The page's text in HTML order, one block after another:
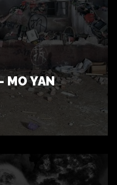
MO YAN